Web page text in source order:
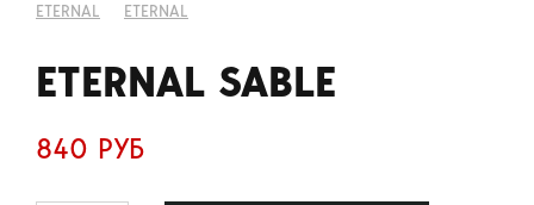
ETERNAL ETERNAL
ETERNAL SABLE
840 РУБ